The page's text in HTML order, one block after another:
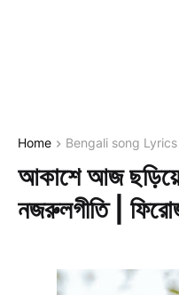
Home Bengali song Lyrics
আকাশে আজ ছড়িয়ে
নজরুলগীতি |